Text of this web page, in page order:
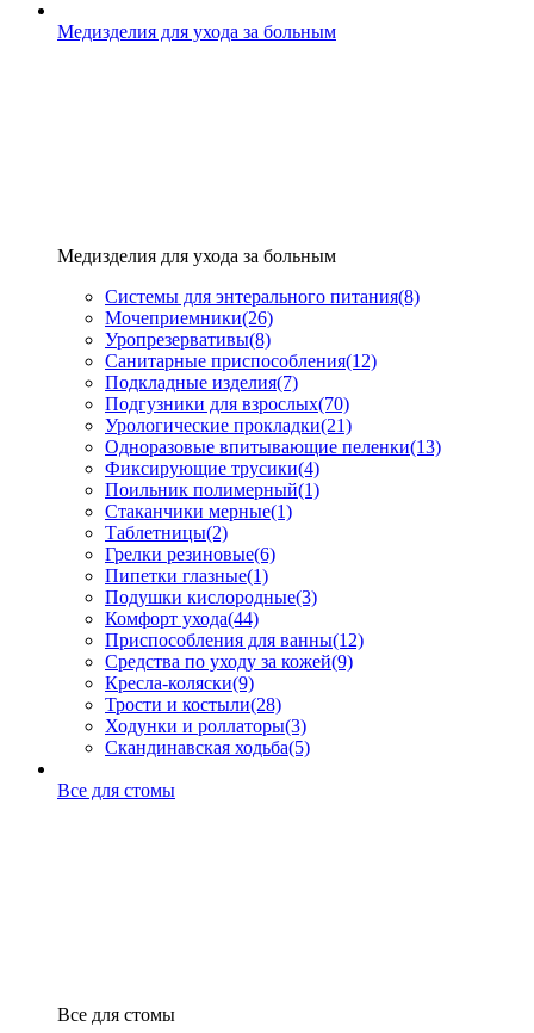
Медизделия для ухода за больным
Медизделия для ухода за больным
Системы для энтерального питания(8)
Мочеприемники(26)
Уропрезервативы(8)
Санитарные приспособления(12)
Подкладные изделия(7)
Подгузники для взрослых(70)
Урологические прокладки(21)
Одноразовые впитывающие пеленки(13)
Фиксирующие трусики(4)
Поильник полимерный(1)
Стаканчики мерные(1)
Таблетницы(2)
Грелки резиновые(6)
Пипетки глазные(1)
Подушки кислородные(3)
Комфорт ухода(44)
Приспособления для ванны(12)
Средства по уходу за кожей(9)
Кресла-коляски(9)
Трости и костыли(28)
Ходунки и роллаторы(3)
Скандинавская ходьба(5)
Все для стомы
Все для стомы